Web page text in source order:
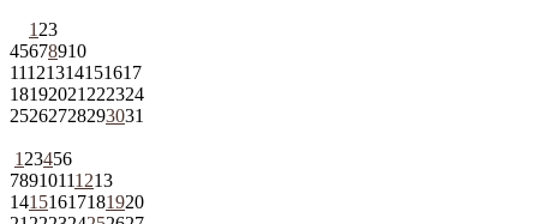
1 23
45678910
11121314151617
18192021 222324
25262728293031
1 23456
78910111213
14151617181920